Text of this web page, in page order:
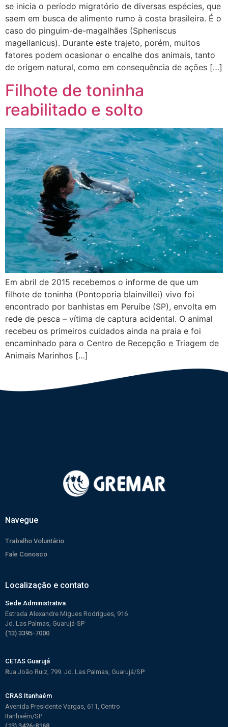
se inicia o período migratório de diversas espécies, que
saem em busca de alimento rumo à costa brasileira. É o
caso do pinguim-de-magalhães (Spheniscus
magellanicus). Durante este trajeto, porém, muitos
fatores podem ocasionar o encalhe dos animais, tanto
de origem natural, como em consequência de ações […]
Filhote de toninha
reabilitado e solto
Em abril de 2015 recebemos o informe de que um
filhote de toninha (Pontoporia blainvillei) vivo foi
encontrado por banhistas em Peruíbe (SP), envolta em
rede de pesca – vítima de captura acidental. O animal
recebeu os primeiros cuidados ainda na praia e foi
encaminhado para o Centro de Recepção e Triagem de
Animais Marinhos […]
Navegue
Trabalho Voluntário
Fale Conosco
Localização e contato
Sede Administrativa
Estrada Alexandre Migues Rodrigues, 916
Jd. Las Palmas, Guarujá-SP
(13) 3395-7000
CETAS Guarujá
Rua João Ruiz, 799. Jd. Las Palmas, Guarujá/SP
CRAS Itanhaém
Avenida Presidente Vargas, 611, Centro
Itanhaém/SP